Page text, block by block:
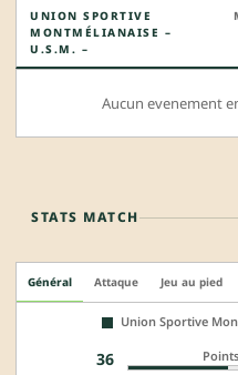
UNION SPORTIVE
MONTMÉLIANAISE –
U.S.M. –
Aucun evenement
STATS MATCH
Général Attaque Jeu au pied
Union Sportive
36